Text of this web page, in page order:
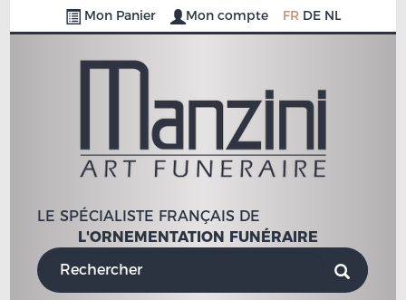
Mon Panier Mon compte FR DE NL
LE SPÉCIALISTE FRANÇAIS DE
L'ORNEMENTATION FUNÉRAIRE